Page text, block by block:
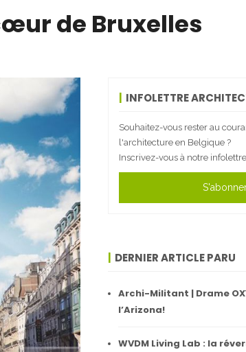
de Bruxelles
INFOLETTRE
Souhaitez-vous rester au
l'architecture en Belgique ?
Inscrivez-vous à notre
DERNIER ARTICLE PARU
Archi-Militant | Drame
l’Arizona!
WVDM Living Lab : la